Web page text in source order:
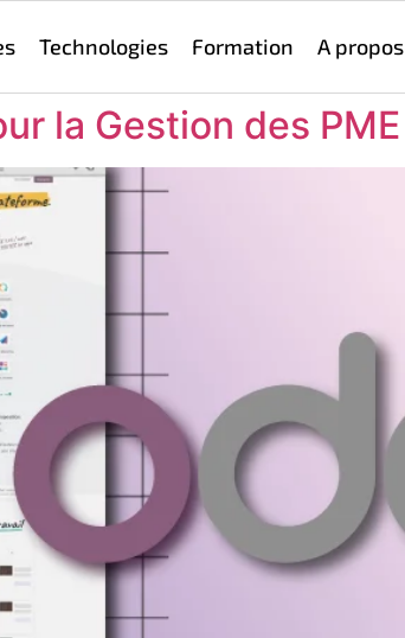
Technologies Formation A propos
la Gestion des PME